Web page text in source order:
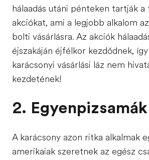
hálaadás utáni pénteken tartják
akciókat, ami a legjobb alkalom
bolti vásárlásra. Az akciók
éjszakáján éjfélkor kezdődnek,
karácsonyi vásárlási láz nem
kezdetének!
2. Egyenpizsamák
A karácsony azon ritka alkalmak
amerikaiak szeretnek az egész